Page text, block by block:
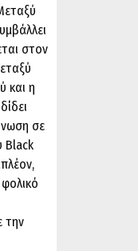
στον
και η
σε
Black
την